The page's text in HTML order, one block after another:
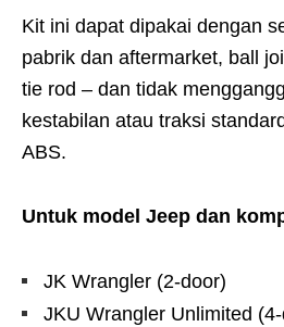
Kit ini dapat dipakai dengan
pabrik dan aftermarket, ball
tie rod – dan tidak
kestabilan atau traksi
ABS.
Untuk model Jeep dan
JK Wrangler (2-door)
JKU Wrangler Unlimited